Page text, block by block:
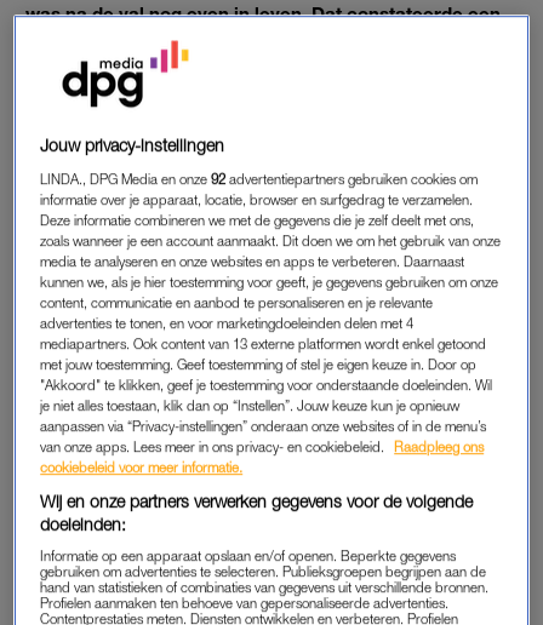
was na de val nog even in leven. Dat constateerde een
verpleegkundige die toevallig ooggetuige was.
“Ze ademde zwaar. Ik voelde haar hartslag, die was erg zwak,
aan Braziliaanse media, zo meldt
OOGGETUIGEN NA FATALE
BUNGEESPRONG
De verpleegkundige vervolgde: “Ik heb nog tegen haar
gepraat. Ik heb de gewoonte om grapjes te maken en te
blijven praten in moeilijke situaties, dus ik zei: ‘Niemand sterft
tijdens mijn shift.’ Ook al was ik helemaal niet aan het werk.”
Dias startte direct met reanimeren, maar al snel werd duidelijk
dat het niet meer mocht baten. Toen de hulpdiensten
student vaststellen. Het gaat om de 21-jarige Maria Eduarda
Rodrigues de Freitas
Jouw privacy-instellingen
LINDA., DPG Media en onze92 advertentiepartners gebruiken cookies om
informatie over je apparaat, locatie, browser en surfgedrag te verzamelen.
Deze informatie combineren we met de gegevens die je zelf deelt met ons,
zoals wanneer je een account aanmaakt. Dit doen we om het gebruik van onze
media te analyseren en onze websites en apps te verbeteren. Daarnaast
kunnen we, als je hier toestemming voor geeft, je gegevens gebruiken om onze
content, communicatie en aanbod te personaliseren en je relevante
advertenties te tonen, en voor marketingdoeleinden delen met 4
mediapartners. Ook content van 13 externe platformen wordt enkel getoond
met jouw toestemming. Geef toestemming of stel je eigen keuze in. Door op
"Akkoord" te klikken, geef je toestemming voor onderstaande doeleinden. Wil
je niet alles toestaan, klik dan op “Instellen”. Jouw keuze kun je opnieuw
aanpassen via “Privacy-instellingen” onderaan onze websites of in de menu’s
van onze apps. Lees meer in ons privacy- en cookiebeleid.
Raadpleeg ons
cookiebeleid voor meer informatie.
Wij en onze partners verwerken gegevens voor de volgende
doeleinden:
Informatie op een apparaat opslaan en/of openen. Beperkte gegevens
gebruiken om advertenties te selecteren. Publieksgroepen begrijpen aan de
hand van statistieken of combinaties van gegevens uit verschillende bronnen.
Profielen aanmaken ten behoeve van gepersonaliseerde advertenties.
Contentprestaties meten. Diensten ontwikkelen en verbeteren. Profielen